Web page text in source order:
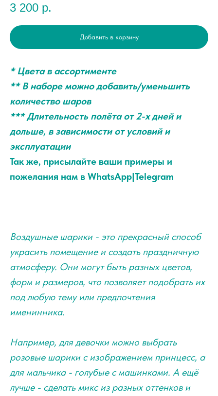
3 200 р.
Добавить в корзину
* Цвета в ассортименте
** В наборе можно добавить/уменьшить
количество шаров
*** Длительность полёта от 2-х дней и
дольше, в зависимости от условий и
эксплуатации
Так же, присылайте ваши примеры и
пожелания нам в WhatsApp|Telegram
Воздушные шарики - это прекрасный способ
украсить помещение и создать праздничную
атмосферу. Они могут быть разных цветов,
форм и размеров, что позволяет подобрать их
под любую тему или предпочтения
именинника.
Например, для девочки можно выбрать
розовые шарики с изображением принцесс, а
для мальчика - голубые с машинками. А ещё
лучше - сделать микс из разных оттенков и